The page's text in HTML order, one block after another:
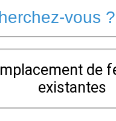
vous ?
de
existantes